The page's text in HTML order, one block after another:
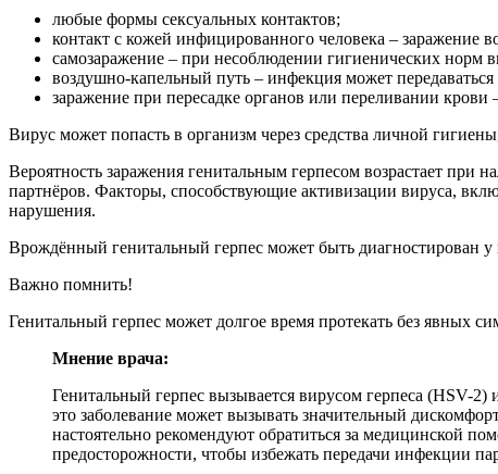
любые формы сексуальных контактов;
контакт с кожей инфицированного человека – заражение
самозаражение – при несоблюдении гигиенических норм
воздушно-капельный путь – инфекция может
заражение при пересадке органов или переливании крови
Вирус может попасть в организм через средства личной
Вероятность заражения генитальным герпесом возрастает
партнёров. Факторы, способствующие активизации вируса,
нарушения.
Врождённый генитальный герпес может быть диагностирован
Важно помнить!
Генитальный герпес может долгое время протекать без явных
Мнение врача:
Генитальный герпес вызывается вирусом герпеса (HSV-
это заболевание может вызывать значительный
настоятельно рекомендуют обратиться за медицинской
предосторожности, чтобы избежать передачи инфекции